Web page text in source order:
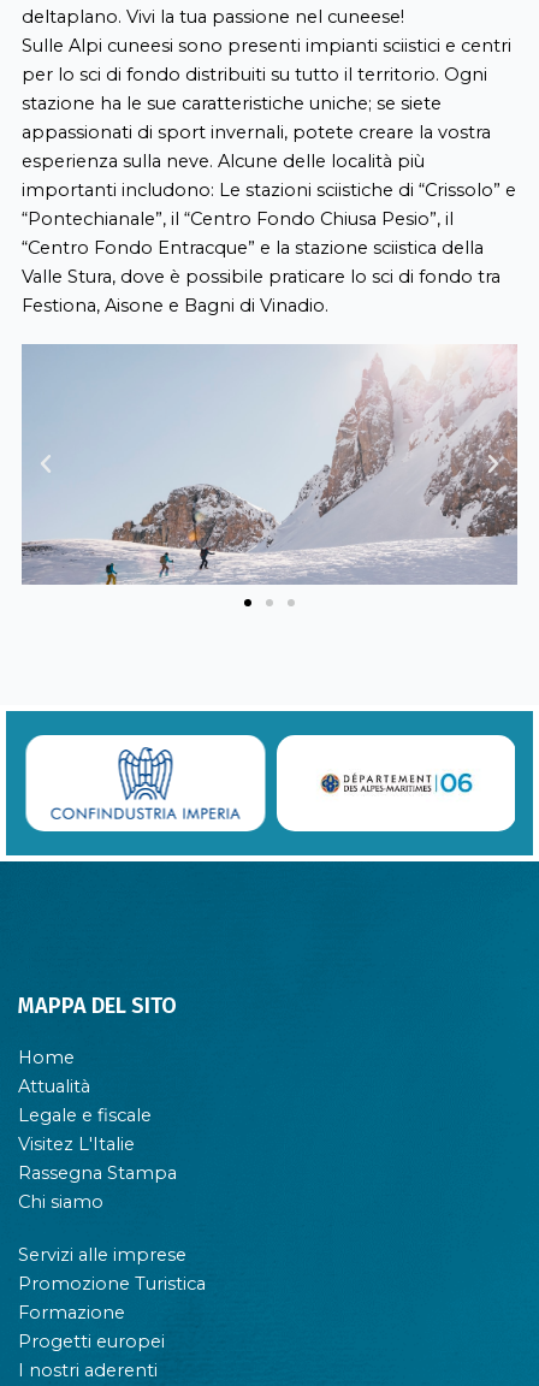
deltaplano. Vivi la tua passione nel cuneese!
Sulle Alpi cuneesi sono presenti impianti sciistici e centri
per lo sci di fondo distribuiti su tutto il territorio. Ogni
stazione ha le sue caratteristiche uniche; se siete
appassionati di sport invernali, potete creare la vostra
esperienza sulla neve. Alcune delle località più
importanti includono: Le stazioni sciistiche di “Crissolo” e
“Pontechianale”, il “Centro Fondo Chiusa Pesio”, il
“Centro Fondo Entracque” e la stazione sciistica della
Valle Stura, dove è possibile praticare lo sci di fondo tra
Festiona, Aisone e Bagni di Vinadio.
Previous Next
MAPPA DEL SITO
Home
Attualità
Legale e fiscale
Visitez L'Italie
Rassegna Stampa
Chi siamo
Servizi alle imprese
Promozione Turistica
Formazione
Progetti europei
I nostri aderenti